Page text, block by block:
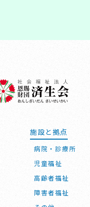
施設と拠点
病院・診療所
児童福祉
高齢者福祉
障害者福祉